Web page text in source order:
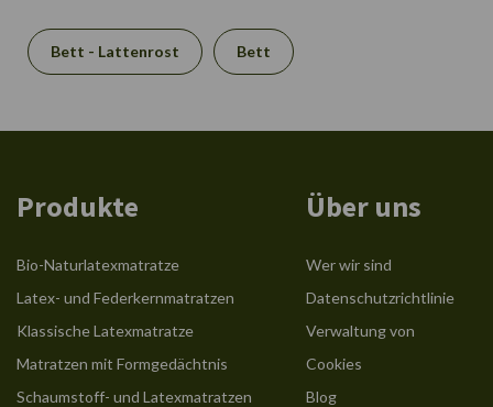
Bett - Lattenrost Bett
Produkte
Bio-Naturlatexmatratze
Latex- und Federkernmatratzen
Klassische Latexmatratze
Matratzen mit Formgedächtnis
Schaumstoff- und Latexmatratzen
Über uns
Wer wir sind
Datenschutzrichtlinie
Verwaltung von
Cookies
Blog